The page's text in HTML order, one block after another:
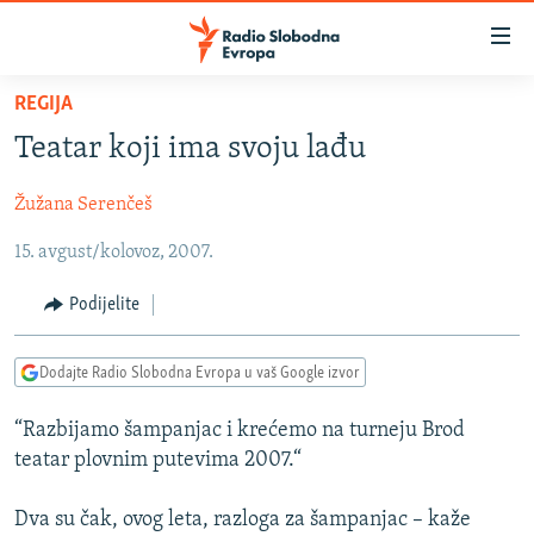
Pređite
glavni
Pređite
na
navigaciju
Pređite
na
pretragu
BOSNA I HERCEGOVINA
SRBIJA
KOSOVO
CRNA GORA
VIZUELNO
VIDEO
FOTOGALERIJE
INFOGRAFIKE
PODCASTI
RAT U UKRAJINI
KINA NA BALKANU
RSE PRIČE IZ SVIJETA
REGIJA
Teatar koji ima svoju lađu
Žužana Serenčeš
15. avgust/kolovoz, 2007.
Podijelite
Dodajte Radio Slobodna Evropa u vaš Google izvor
“Razbijamo šampanjac i krećemo na turneju Brod
teatar plovnim putevima 2007.“
Dva su čak, ovog leta, razloga za šampanjac – kaže